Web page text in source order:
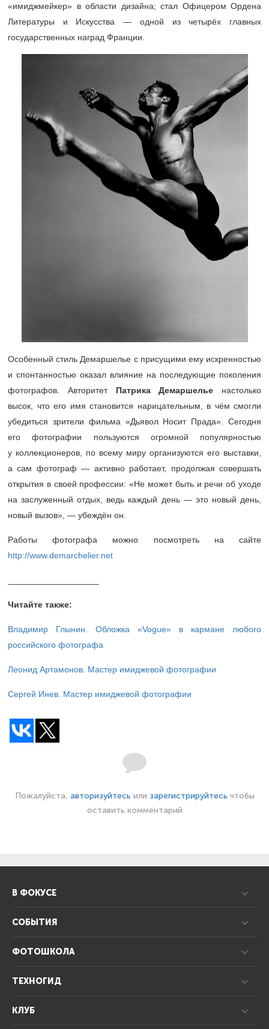
«имиджмейкер» в области дизайна; стал Офицером Ордена
Литературы и Искусства — одной из четырёх главных
государственных наград Франции.
Особенный стиль Демаршелье с присущими ему искренностью
и спонтанностью оказал влияние на последующие поколения
фотографов. Авторитет Патрика Демаршелье настолько
высок, что его имя становится нарицательным, в чём смогли
убедиться зрители фильма «Дьявол Носит Прада». Сегодня
его фотографии пользуются огромной популярностью
у коллекционеров, по всему миру организуются его выставки,
а сам фотограф — активно работает, продолжая совершать
открытия в своей профессии: «Не может быть и речи об уходе
на заслуженный отдых, ведь каждый день — это новый день,
новый вызов», — убеждён он.
Работы фотографа можно посмотреть на сайте
http://www.demarchelier.net
Читайте также:
Владимир Глынин. Обложка «Vogue» в кармане любого
российского фотографа
Леонид Артамонов. Мастер имиджевой фотографии
Сергей Инев. Мастер имиджевой фотографии
Пожалуйста, авторизуйтесь или зарегистрируйтесь чтобы
оставить комментарий
В ФОКУСЕ
СОБЫТИЯ
ФОТОШКОЛА
ТЕХНОГИД
КЛУБ